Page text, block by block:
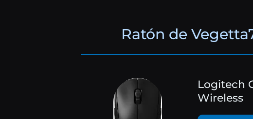
Ratón de
Logitech
Wireless